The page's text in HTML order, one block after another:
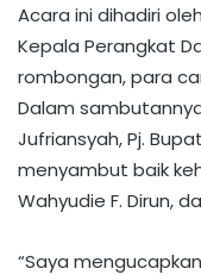
Acara ini dihadiri
Kepala Perangkat
rombongan, para
Dalam
Jufriansyah, Pj.
menyambut baik
Wahyudie F. Dirun,
“Saya